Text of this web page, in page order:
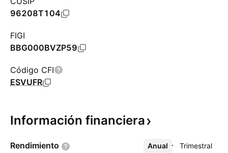
96208T104
FIGI
BBG000BVZP59
Código CFI
ESVUFR
Información financiera
Rendimiento Anual Trimestral
Más